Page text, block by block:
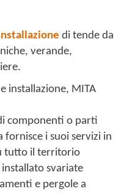
di tende da
verande,
installazione, MITA
componenti o parti
fornisce i suoi servizi in
tutto il territorio
svariate
e pergole a